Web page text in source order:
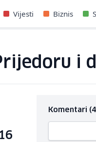
Vijesti Biznis
i
Komentari